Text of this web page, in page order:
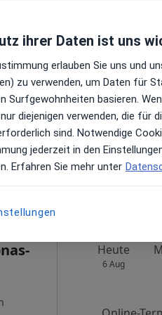
Heute
6 Aug
Online-
Heute
6 Aug
ihrer Daten ist uns
erlauben Sie uns und
zu verwenden, um Daten für
Surfgewohnheiten basieren.
diejenigen verwenden, die für
sind. Notwendige
jederzeit in den
Erfahren Sie mehr unter